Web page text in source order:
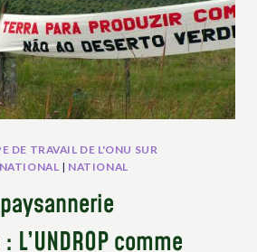
DE TRAVAIL DE L'ONU SUR
| NATIONAL
comme